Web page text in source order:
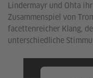
Lindermayr und Ohta
Zusammenspiel von
facettenreicher Klang,
unterschiedliche